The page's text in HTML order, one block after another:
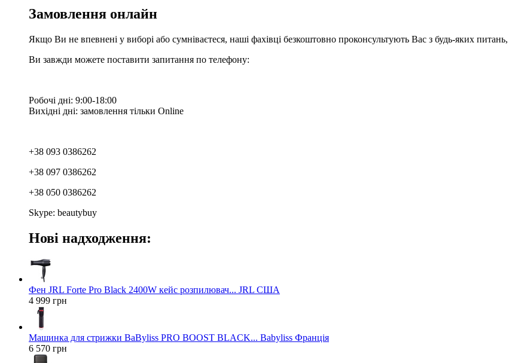
Замовлення онлайн
Якщо Ви не впевнені у виборі або сумніваєтеся, наші фахівці безкоштовно проконсультують Вас з будь-яких
Ви завжди можете поставити запитання по телефону:
Робочі дні: 9:00-18:00
Вихідні дні: замовлення тільки Online
+38 093 0386262
+38 097 0386262
+38 050 0386262
Skype: beautybuy
Нові надходження:
Фен JRL Forte Pro Black 2400W кейс розпилювач... JRL США
4 999 грн
Машинка для стрижки BaByliss PRO BOOST BLACK... Babyliss Франція
6 570 грн